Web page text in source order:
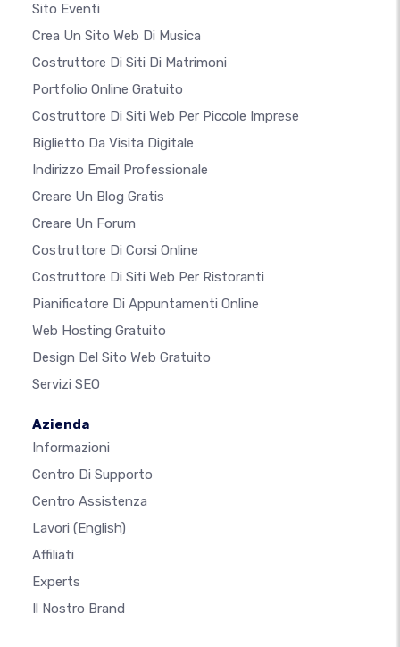
Sito Eventi
Crea Un Sito Web Di Musica
Costruttore Di Siti Di Matrimoni
Portfolio Online Gratuito
Costruttore Di Siti Web Per Piccole Imprese
Biglietto Da Visita Digitale
Indirizzo Email Professionale
Creare Un Blog Gratis
Creare Un Forum
Costruttore Di Corsi Online
Costruttore Di Siti Web Per Ristoranti
Pianificatore Di Appuntamenti Online
Web Hosting Gratuito
Design Del Sito Web Gratuito
Servizi SEO
Azienda
Informazioni
Centro Di Supporto
Centro Assistenza
Lavori (English)
Affiliati
Experts
Il Nostro Brand